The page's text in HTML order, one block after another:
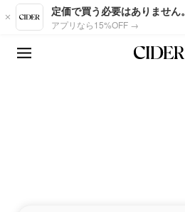
Skip to main content
定価で買う必要はありません。
アプリなら15%OFF →